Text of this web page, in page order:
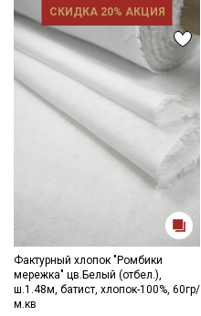
СКИДКА 20% АКЦИЯ
Фактурный хлопок "Ромбики
мережка" цв.Белый (отбел.),
ш.1.48м, батист, хлопок-100%, 60гр/
м.кв